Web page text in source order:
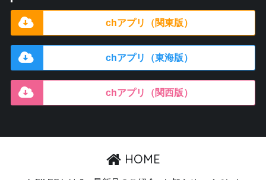
chアプリ（関東版）
chアプリ（東海版）
chアプリ（関西版）
HOME